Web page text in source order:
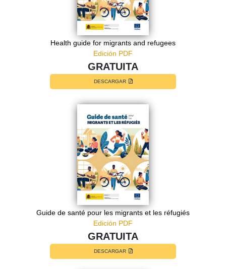
Health guide for migrants and refugees
Edición PDF
GRATUITA
DESCARGAR
Guide de santé pour les migrants et les réfugiés
Edición PDF
GRATUITA
DESCARGAR